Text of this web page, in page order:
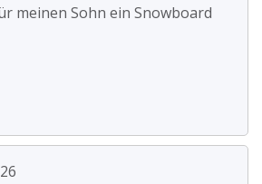
meinen Sohn ein Snowboard